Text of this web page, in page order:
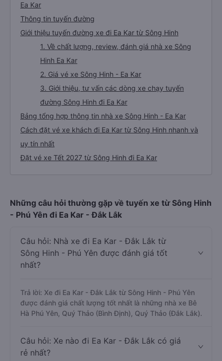
Ea Kar
Thông tin tuyến đường
Giới thiệu tuyến đường xe đi Ea Kar từ Sông Hinh
1. Về chất lượng, review, đánh giá nhà xe Sông
Hinh Ea Kar
2. Giá vé xe Sông Hinh - Ea Kar
3. Giới thiệu, tư vấn các dòng xe chạy tuyến
đường Sông Hinh đi Ea Kar
Bảng tổng hợp thông tin nhà xe Sông Hinh - Ea Kar
Cách đặt vé xe khách đi Ea Kar từ Sông Hinh nhanh và
uy tín nhất
Đặt vé xe Tết 2027 từ Sông Hinh đi Ea Kar
Những câu hỏi thường gặp về tuyến xe từ Sông Hinh
- Phú Yên đi Ea Kar - Đắk Lắk
Câu hỏi: Nhà xe đi Ea Kar - Đắk Lắk từ
Sông Hinh - Phú Yên được đánh giá tốt
nhất?
Trả lời: Xe đi Ea Kar - Đắk Lắk từ Sông Hinh - Phú Yên
được đánh giá chất lượng tốt nhất là những nhà xe Bê
Hà Phú Yên, Quý Thảo (Bình Định), Quý Thảo (Đắk Lắk).
Câu hỏi: Xe nào đi Ea Kar - Đắk Lắk có giá
rẻ nhất?